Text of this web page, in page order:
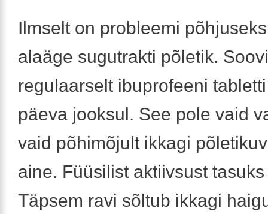
Ilmselt on probleemi
alaäge sugutrakti põletik.
regulaarselt ibuprofeeni
päeva jooksul. See pole vaid
vaid põhimõjult ikkagi
aine. Füüsilist aktiivsust
Täpsem ravi sõltub ikkagi